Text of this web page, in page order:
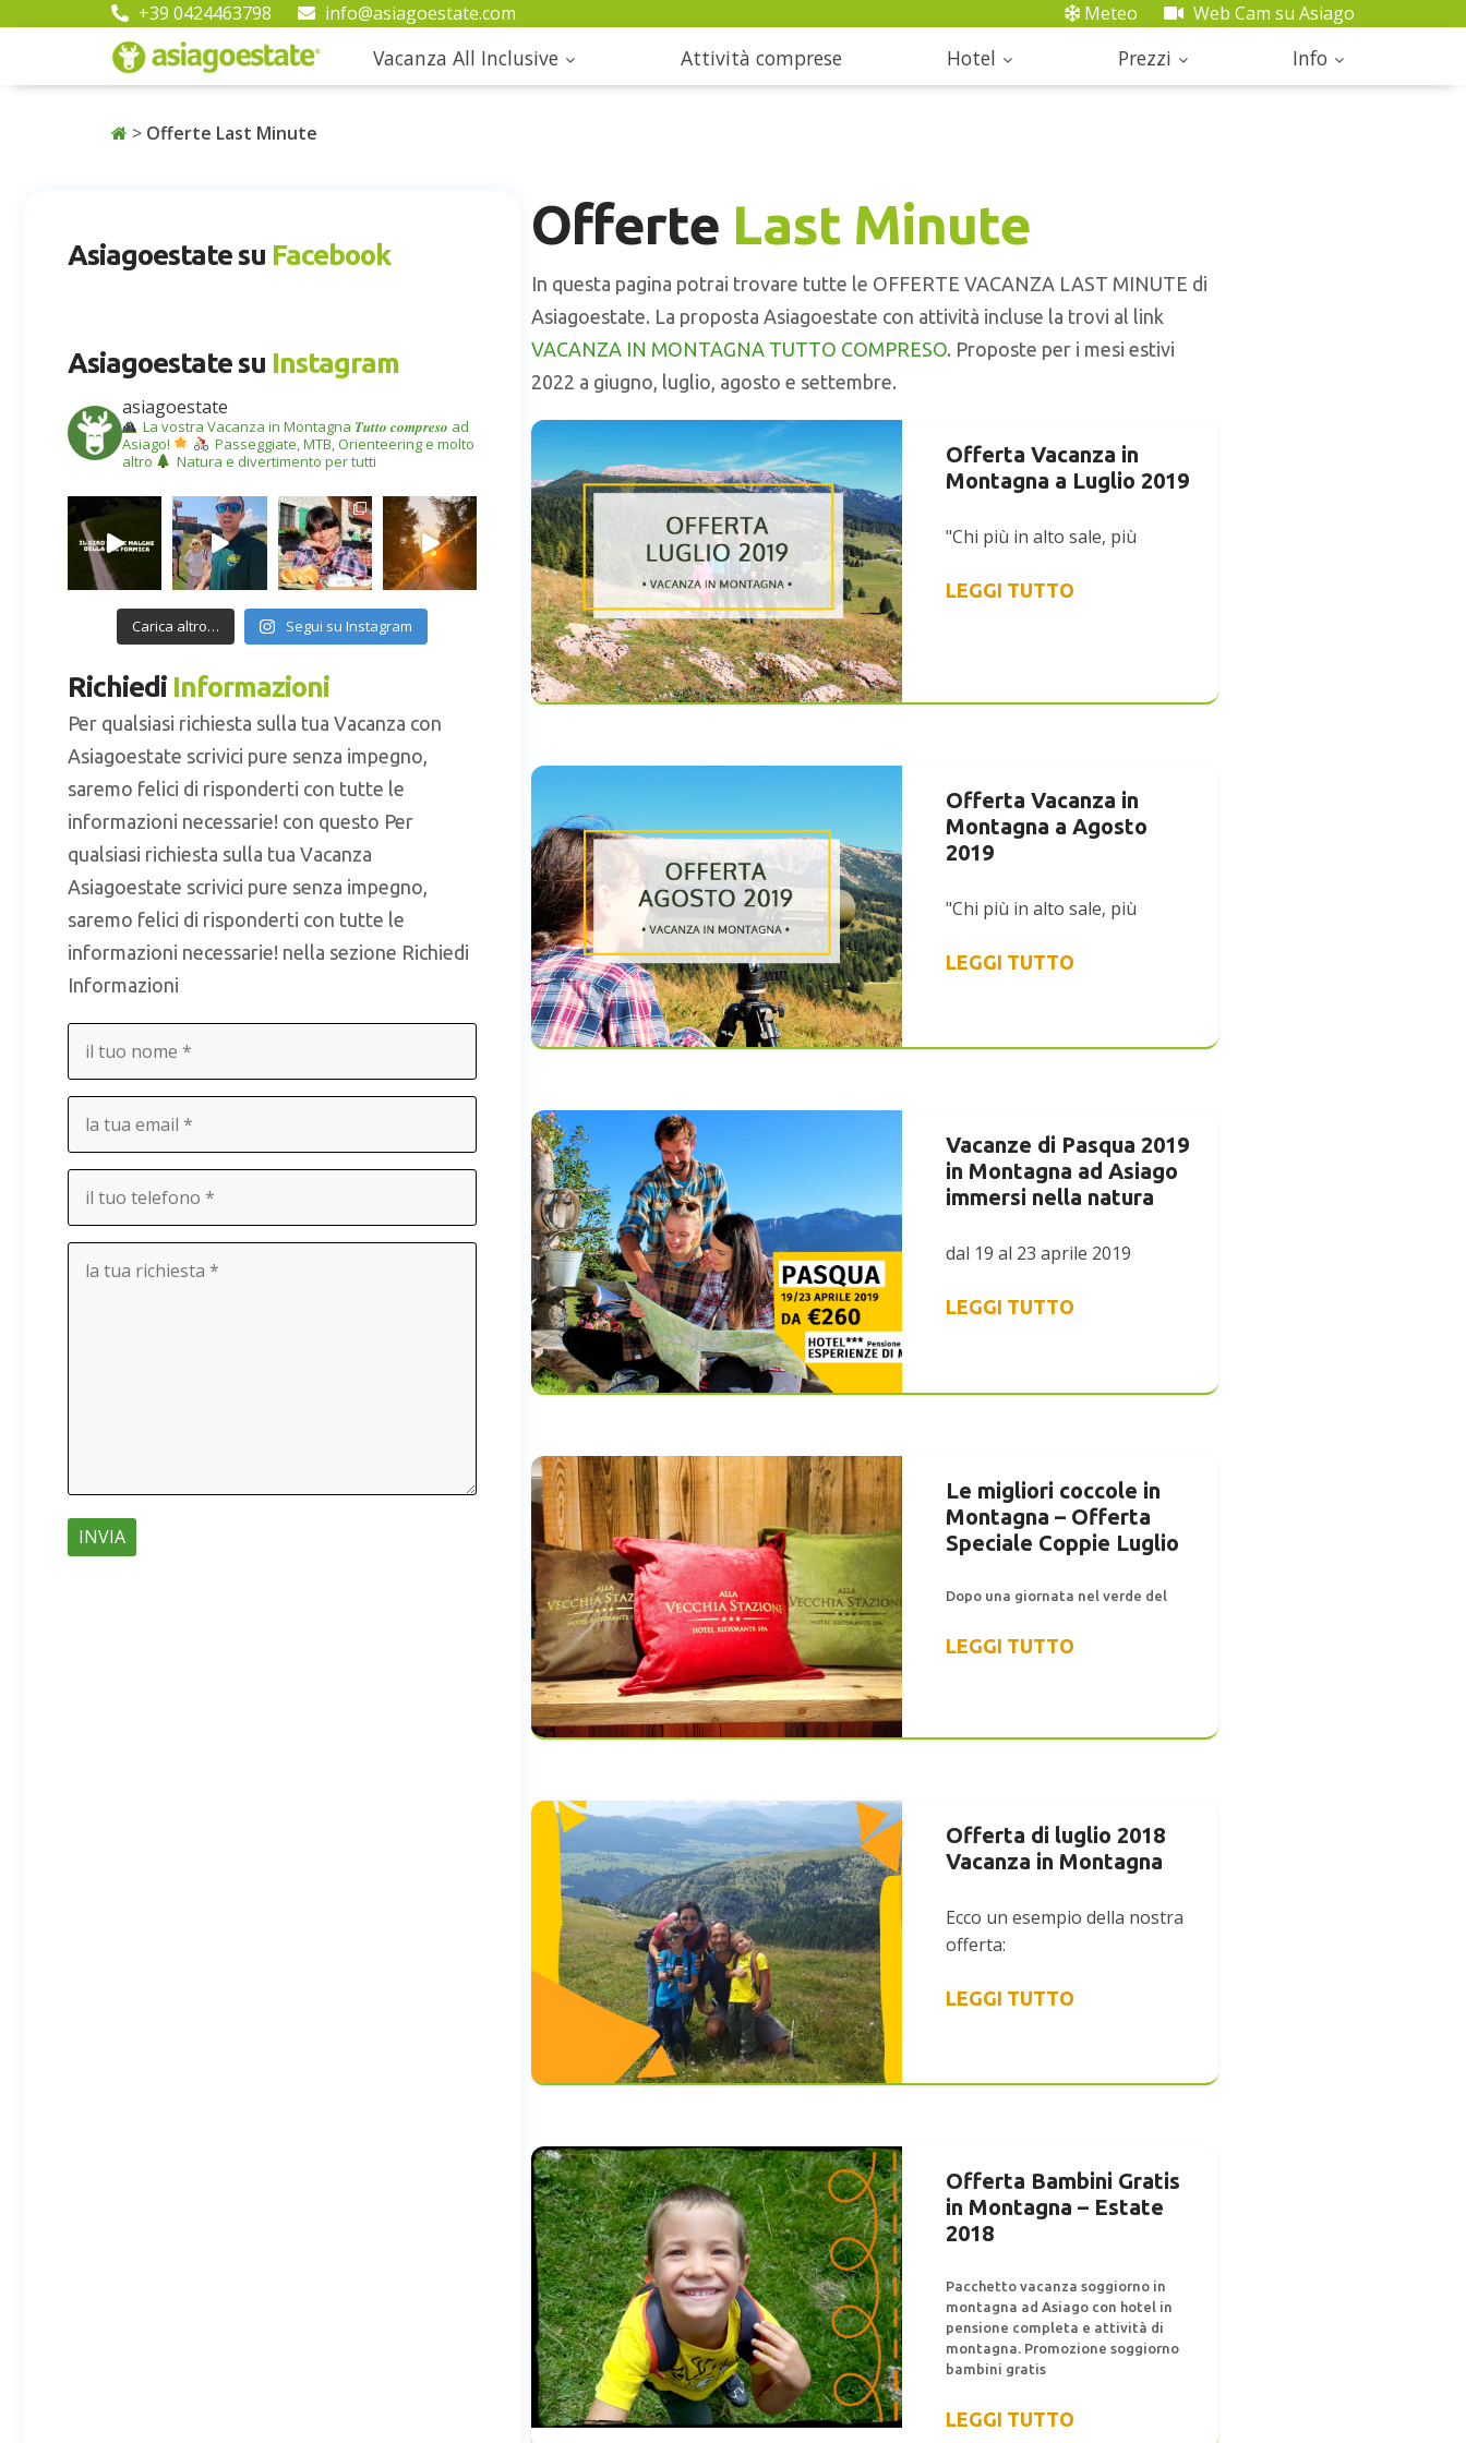
+39 0424463798 info@asiagoestate.com Meteo Web Cam su Asiago
Vacanza All Inclusive Attività comprese Hotel Prezzi Info
> Offerte Last Minute
Asiagoestate su Facebook
Asiagoestate su Instagram
asiagoestate
La vostra Vacanza in Montagna 𝑻𝒖𝒕𝒕𝒐 𝒄𝒐𝒎𝒑𝒓𝒆𝒔𝒐 ad
Asiago!
Passeggiate, MTB, Orienteering e molto
altro
Natura e divertimento per tutti
Carica altro… Segui su Instagram
Richiedi Informazioni
Per qualsiasi richiesta sulla tua Vacanza con
Asiagoestate scrivici pure senza impegno,
saremo felici di risponderti con tutte le
informazioni necessarie! con questo Per
qualsiasi richiesta sulla tua Vacanza
Asiagoestate scrivici pure senza impegno,
saremo felici di risponderti con tutte le
informazioni necessarie! nella sezione Richiedi
Informazioni
Offerte Last Minute
In questa pagina potrai trovare tutte le OFFERTE VACANZA LAST MINUTE di
Asiagoestate. La proposta Asiagoestate con attività incluse la trovi al link
VACANZA IN MONTAGNA TUTTO COMPRESO. Proposte per i mesi estivi
2022 a giugno, luglio, agosto e settembre.
Offerta Vacanza in
Montagna a Luglio 2019
"Chi più in alto sale, più
LEGGI TUTTO
Offerta Vacanza in
Montagna a Agosto
2019
"Chi più in alto sale, più
LEGGI TUTTO
Vacanze di Pasqua 2019
in Montagna ad Asiago
immersi nella natura
dal 19 al 23 aprile 2019
LEGGI TUTTO
Le migliori coccole in
Montagna – Offerta
Speciale Coppie Luglio
Dopo una giornata nel verde del
LEGGI TUTTO
Offerta di luglio 2018
Vacanza in Montagna
Ecco un esempio della nostra
offerta:
LEGGI TUTTO
Offerta Bambini Gratis
in Montagna – Estate
2018
Pacchetto vacanza soggiorno in
montagna ad Asiago con hotel in
pensione completa e attività di
montagna. Promozione soggiorno
bambini gratis
LEGGI TUTTO